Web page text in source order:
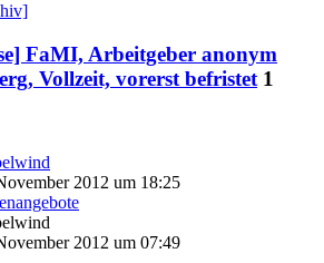
FaMI, Arbeitgeber anonym
Vollzeit, vorerst befristet 1
2012 um 18:25
2012 um 07:49